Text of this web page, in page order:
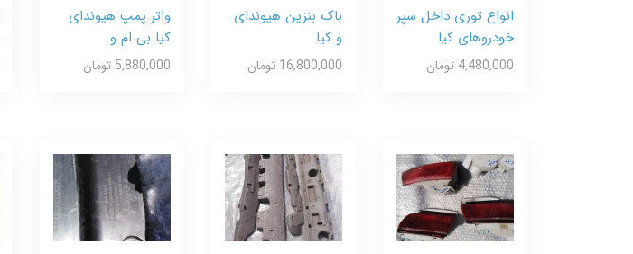
انواع توری داخل سپر
خودروهای کیا
4,480,000 تومان
باک بنزین هیوندای
و کیا
16,800,000 تومان
واتر پمپ هیوندای
کیا بی ام و
5,880,000 تومان